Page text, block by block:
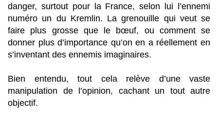
danger, surtout pour la France, selon lui l’ennemi
numéro un du Kremlin. La grenouille qui veut se
faire plus grosse que le bœuf, ou comment se
donner plus d’importance qu’on en a réellement en
s’inventant des ennemis imaginaires.
Bien entendu, tout cela relève d’une vaste
manipulation de l’opinion, cachant un tout autre
objectif.